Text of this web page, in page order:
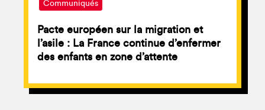
Communiqués
Pacte européen sur la migration et
l’asile : La France continue d’enfermer
des enfants en zone d’attente